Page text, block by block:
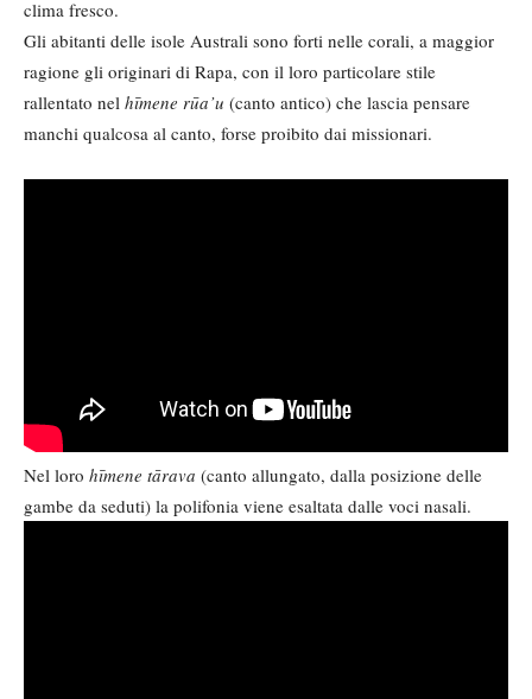
clima fresco.
Gli abitanti delle isole Australi sono forti nelle corali, a maggior
ragione gli originari di Rapa, con il loro particolare stile
rallentato nel hīmene rūa’u (canto antico) che lascia pensare
manchi qualcosa al canto, forse proibito dai missionari.
Nel loro hīmene tārava (canto allungato, dalla posizione delle
gambe da seduti) la polifonia viene esaltata dalle voci nasali.